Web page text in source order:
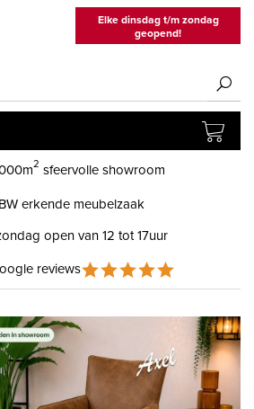
Elke dinsdag t/m zondag
geopend!
2 sfeervolle showroom
erkende meubelzaak
open van 12 tot 17uur
reviews